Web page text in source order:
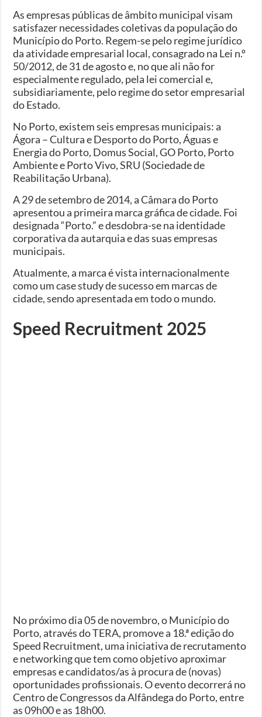
As empresas públicas de âmbito municipal visam
satisfazer necessidades coletivas da população do
Município do Porto. Regem-se pelo regime jurídico
da atividade empresarial local, consagrado na Lei n.º
50/2012, de 31 de agosto e, no que ali não for
especialmente regulado, pela lei comercial e,
subsidiariamente, pelo regime do setor empresarial
do Estado.
No Porto, existem seis empresas municipais: a
Ágora – Cultura e Desporto do Porto, Águas e
Energia do Porto, Domus Social, GO Porto, Porto
Ambiente e Porto Vivo, SRU (Sociedade de
Reabilitação Urbana).
A 29 de setembro de 2014, a Câmara do Porto
apresentou a primeira marca gráfica de cidade. Foi
designada “Porto.” e desdobra-se na identidade
corporativa da autarquia e das suas empresas
municipais.
Atualmente, a marca é vista internacionalmente
como um case study de sucesso em marcas de
cidade, sendo apresentada em todo o mundo.
Speed Recruitment 2025
No próximo dia 05 de novembro, o Município do
Porto, através do TERA, promove a 18.ª edição do
Speed Recruitment, uma iniciativa de recrutamento
e networking que tem como objetivo aproximar
empresas e candidatos/as à procura de (novas)
oportunidades profissionais. O evento decorrerá no
Centro de Congressos da Alfândega do Porto, entre
as 09h00 e as 18h00.